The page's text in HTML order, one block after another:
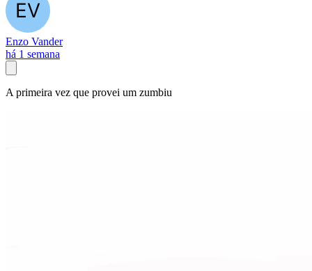
Enzo Vander
há 1 semana
A primeira vez que provei um zumbiu